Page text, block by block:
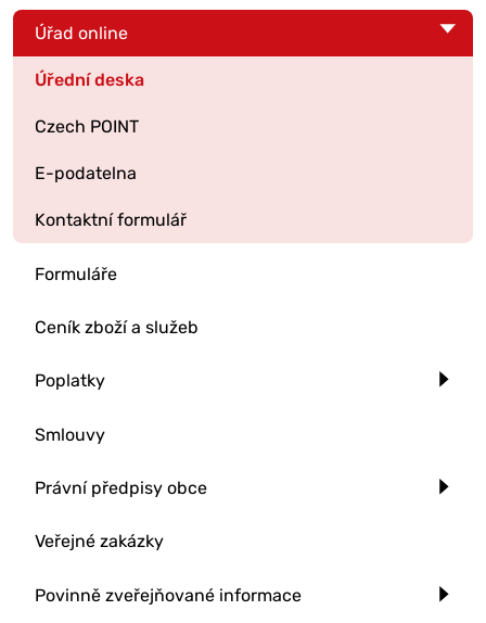
Úřad online
Úřední deska
Czech POINT
E-podatelna
Kontaktní formulář
Formuláře
Ceník zboží a služeb
Poplatky
Smlouvy
Právní předpisy obce
Veřejné zakázky
Povinně zveřejňované informace